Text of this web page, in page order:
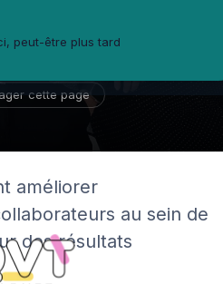
cette page
améliorer
au sein de
des résultats
peut-être plus tard